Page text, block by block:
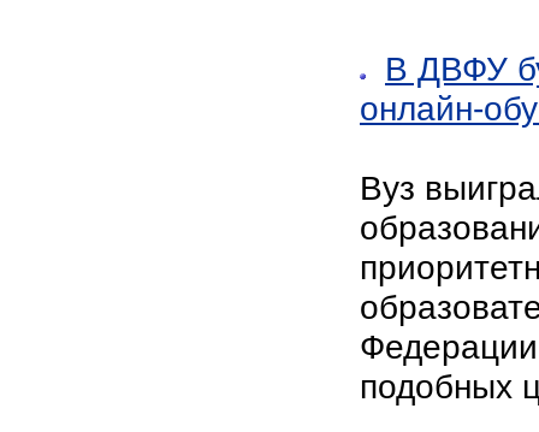
В ДВФУ
онлайн-
Вуз
подобных